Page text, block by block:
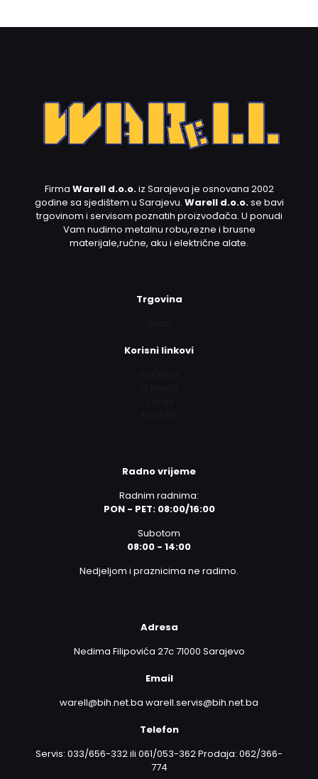
Firma Warell d.o.o.iz Sarajeva je osnovana 2002
godine sa sjedištem u Sarajevu. Warell d.o.o.se bavi
trgovinom i servisom poznatih proizvođača. U ponudi
Vam nudimo metalnu robu,rezne i brusne
materijale,ručne, aku i električne alate.
Trgovina
Korisni linkovi
Radno vrijeme
Radnim radnima:
PON - PET: 08:00/16:00
Subotom
08:00 - 14:00
Nedjeljom i praznicima ne radimo.
Adresa
Nedima Filipovića 27c 71000 Sarajevo
Email
warell@bih.net.ba warell.servis@bih.net.ba
Telefon
Servis: 033/656-332 ili 061/053-362 Prodaja: 062/366-
774